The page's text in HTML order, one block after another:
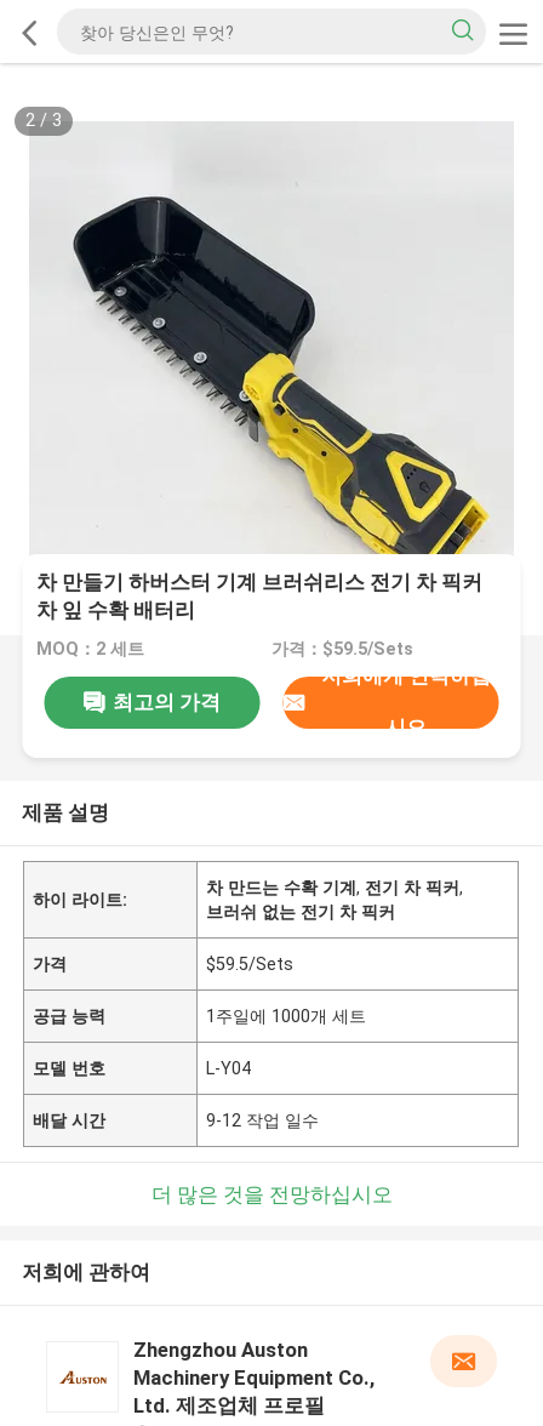
3/ 3
차 만들기 하버스터 기계 브러쉬리스 전기 차 픽커
차 잎 수확 배터리
MOQ：2 세트 가격：$59.5/Sets
최고의 가격
저희에게 연락하십
시오
제품 설명
하이 라이트:
차 만드는 수확 기계, 전기 차 픽커,
브러쉬 없는 전기 차 픽커
가격 $59.5/Sets
공급 능력 1주일에 1000개 세트
모델 번호 L-Y04
배달 시간 9-12 작업 일수
더 많은 것을 전망하십시오
저희에 관하여
Zhengzhou Auston
Machinery Equipment Co.,
Ltd. 제조업체 프로필